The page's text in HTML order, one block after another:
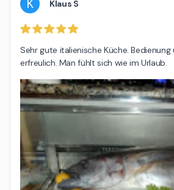
K Klaus S
Sehr gute italienische Küche.
erfreulich. Man fühlt sich wie im Urlaub.